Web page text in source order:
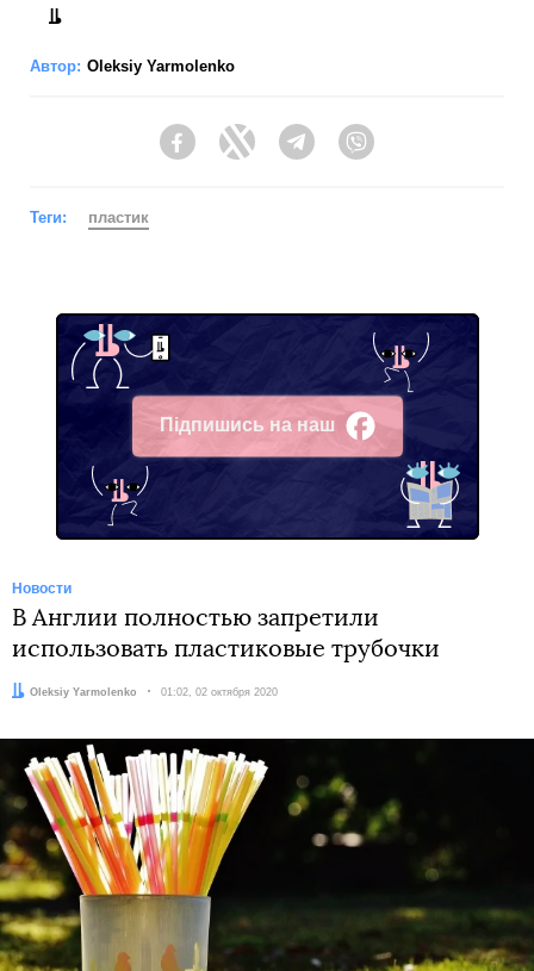
Автор: Oleksiy Yarmolenko
FacebookTwitter Telegram
Теги: пластик
Підпишись на наш
Facebook
Новости
В Англии полностью запретили
использовать пластиковые трубочки
Автор:
Oleksiy Yarmolenko Дата:
01:02, 02 октября 2020